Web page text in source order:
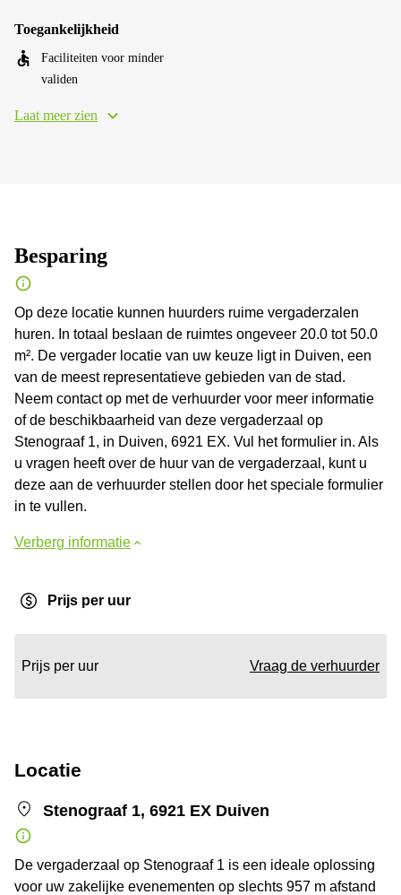
Toegankelijkheid
Faciliteiten voor minder
validen
Laat meer zien
Besparing
Op deze locatie kunnen huurders ruime vergaderzalen
huren. In totaal beslaan de ruimtes ongeveer 20.0 tot 50.0
m². De vergader locatie van uw keuze ligt in Duiven, een
van de meest representatieve gebieden van de stad.
Neem contact op met de verhuurder voor meer informatie
of de beschikbaarheid van deze vergaderzaal op
Stenograaf 1, in Duiven, 6921 EX. Vul het formulier in. Als
u vragen heeft over de huur van de vergaderzaal, kunt u
deze aan de verhuurder stellen door het speciale formulier
in te vullen.
Verberg informatie
Prijs per uur
Prijs per uur Vraag de verhuurder
Locatie
Stenograaf 1, 6921 EX Duiven
De vergaderzaal op Stenograaf 1 is een ideale oplossing
voor uw zakelijke evenementen op slechts 957 m afstand